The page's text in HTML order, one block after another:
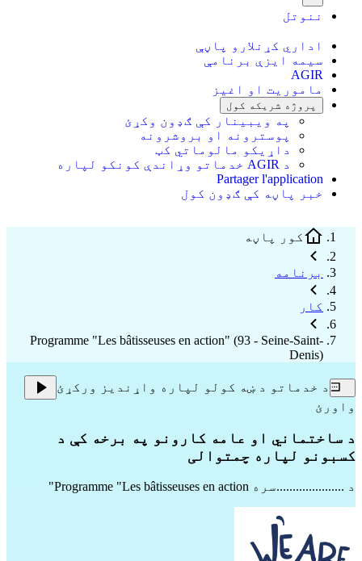
ننوتل
اداري کړنلارو پاڼې
سیمه ایزې برنامې
AGIR
ماموریت او اغیز
پروژه شریکه کول
په ویبینار کې ګډون وکړئ
پوسترونه او بروشرونه
داړیکو مالوماتي کټ
د AGIR خدماتو وړاندې کونکو لپاره
Partager l'application
خبر پاڼه کې ګډون کول
کور پاڼه
برنامه
کار
Programme "Les bâtisseuses en action" (93 - Seine-Saint-
Denis)
د خدماتو د ښه کولو لپاره واړندیز ورکړئ
واورئ
د ساختماني او عامه کارونو په برخه کې د
کسبونو لپاره چمتوالی
د .....................سره Programme "Les bâtisseuses en action"